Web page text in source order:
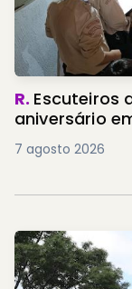
R. Escuteiros
aniversário
7 agosto 2026